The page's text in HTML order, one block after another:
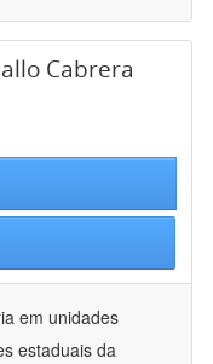
Cabrera
em unidades
estaduais da